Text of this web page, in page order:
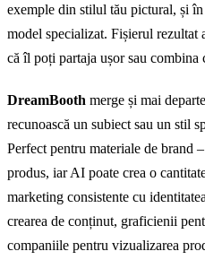
exemple din stilul tău pictural, și
model specializat. Fișierul rezultat
că îl poți partaja ușor sau
DreamBooth merge și mai
recunoască un subiect sau un stil
Perfect pentru materiale de brand
produs, iar AI poate crea o
marketing consistente cu
crearea de conținut, graficienii
companiile pentru vizualizarea